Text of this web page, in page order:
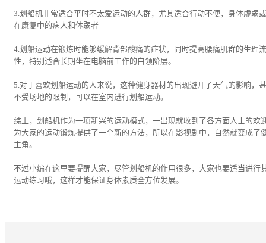
3.划船机非常适合平时不太爱运动的人群，尤其适合行动不便，身体虚弱
在康复中的病人和体弱者
4.划船运动在锻炼时能够缓解背部酸痛的症状，同时提高腰痛肌群的生理
性，特别适合长期坐在电脑前工作的白领阶层。
5.对于喜欢划船运动的人来说，这种健身器材的出现避开了天气的影响，
不受场地的限制，可以在室内进行划船运动。
综上，划船机作为一项新兴的运动模式，一出现就收到了各方面人士的欢
为大家的运动锻炼提供了一个新的方法，所以在影视剧中，自然就变成了
主角。
不过小编在这里要提醒大家，尽管划船机的作用很多，大家也要适当进行
运动练习哦，这样才能保证身体素质全方位发展。